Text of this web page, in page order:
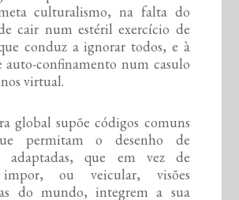
culturalismo, na falta do
cair num estéril exercício de
conduz a ignorar todos, e à
auto-confinamento num casulo
virtual.
global supõe códigos comuns
permitam o desenho de
adaptadas, que em vez de
ou veicular, visões
do mundo, integrem a sua